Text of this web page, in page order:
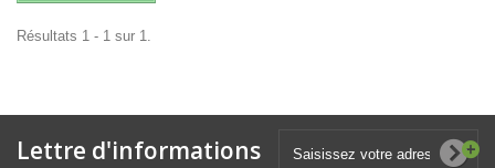
Résultats 1 - 1 sur 1.
Lettre d'informations